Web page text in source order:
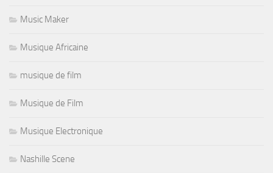
Music Maker
Musique Africaine
musique de film
Musique de Film
Musique Electronique
Nashille Scene